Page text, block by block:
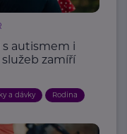
autismem i
zamíří
a dávky Rodina